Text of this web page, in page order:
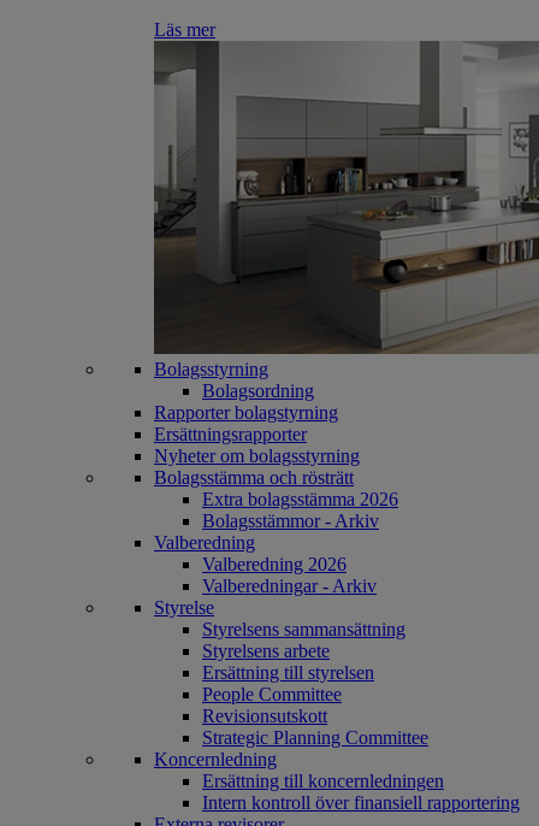
Läs mer
Bolagsstyrning
Bolagsordning
Rapporter bolagstyrning
Ersättningsrapporter
Nyheter om bolagsstyrning
Bolagsstämma och rösträtt
Extra bolagsstämma 2026
Bolagsstämmor - Arkiv
Valberedning
Valberedning 2026
Valberedningar - Arkiv
Styrelse
Styrelsens sammansättning
Styrelsens arbete
Ersättning till styrelsen
People Committee
Revisionsutskott
Strategic Planning Committee
Koncernledning
Ersättning till koncernledningen
Intern kontroll över finansiell rapportering